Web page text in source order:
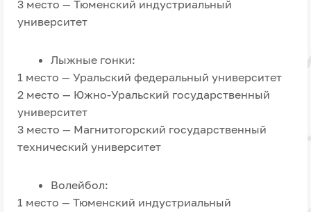
3 место — Тюменский индустриальный
университет
Лыжные гонки:
1 место — Уральский федеральный университет
2 место — Южно-Уральский государственный
университет
3 место — Магнитогорский государственный
технический университет
Волейбол:
1 место — Тюменский индустриальный